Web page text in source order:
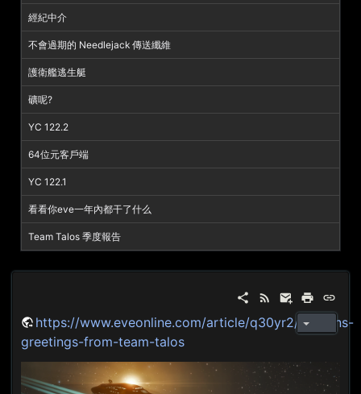
經紀中介
不會過期的 Needlejack 傳送纖維
護衛艦逃生艇
礦呢?
YC 122.2
64位元客戶端
YC 122.1
看看你eve一年內都干了什么
Team Talos 季度報告
https://www.eveonline.com/article/q30yr2/seasons-
greetings-from-team-talos